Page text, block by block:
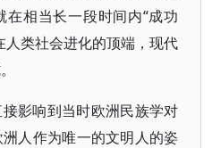
相当长一段时间内“成功
人类社会进化的顶端，现代
影响到当时欧洲民族学对
人作为唯一的文明人的姿